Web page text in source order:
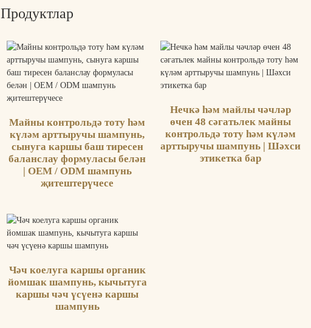
Продуктлар
Майны контрольдә тоту һәм
күләм арттыручы шампунь,
сынуга каршы баш тиресен
баланслау формуласы белән
| OEM / ODM шампунь
җитештерүчесе
Нечкә һәм майлы чәчләр
өчен 48 сәгатьлек майны
контрольдә тоту һәм күләм
арттыручы шампунь | Шәхси
этикетка бар
Чәч коелуга каршы органик
йомшак шампунь, кычытуга
каршы чәч үсүенә каршы
шампунь